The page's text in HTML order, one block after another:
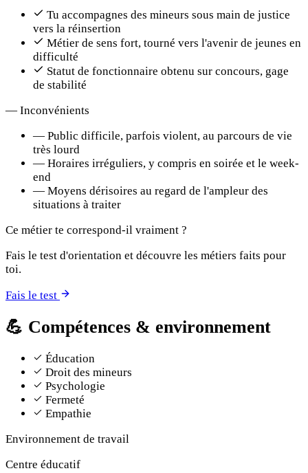
Tu accompagnes des mineurs sous main de justice
vers la réinsertion
Métier de sens fort, tourné vers l'avenir de jeunes en
difficulté
Statut de fonctionnaire obtenu sur concours, gage
de stabilité
— Inconvénients
— Public difficile, parfois violent, au parcours de vie
très lourd
— Horaires irréguliers, y compris en soirée et le week-
end
— Moyens dérisoires au regard de l'ampleur des
situations à traiter
Ce métier te correspond-il vraiment ?
Fais le test d'orientation et découvre les métiers faits pour
toi.
Fais le test
💪 Compétences & environnement
Éducation
Droit des mineurs
Psychologie
Fermeté
Empathie
Environnement de travail
Centre éducatif